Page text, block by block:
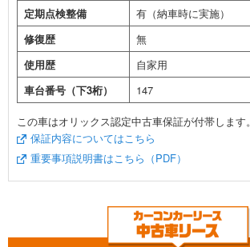
定期点検整備
有（納車時に実施）
修復歴
無
使用歴
自家用
車台番号（下3桁）
147
この車はオリックス認定中古車保証が付帯します。
保証内容についてはこちら
重要事項説明書はこちら（PDF）